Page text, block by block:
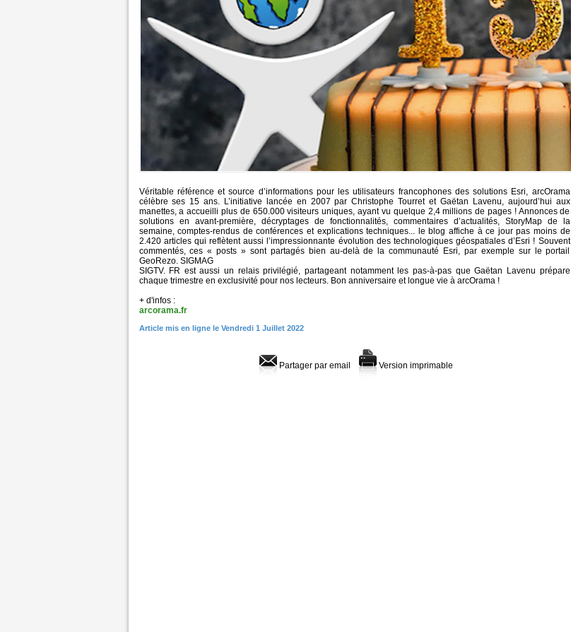
Véritable référence et source d’informations pour les utilisateurs francophones des solutions Esri, arcOrama
célèbre ses 15 ans. L’initiative lancée en 2007 par Christophe Tourret et Gaëtan Lavenu, aujourd’hui aux
manettes, a accueilli plus de 650.000 visiteurs uniques, ayant vu quelque 2,4 millions de pages ! Annonces de
solutions en avant-première, décryptages de fonctionnalités, commentaires d’actualités, StoryMap de la
semaine, comptes-rendus de conférences et explications techniques... le blog affiche à ce jour pas moins de
2.420 articles qui reflètent aussi l’impressionnante évolution des technologiques géospatiales d’Esri ! Souvent
commentés, ces « posts » sont partagés bien au-delà de la communauté Esri, par exemple sur le portail
GeoRezo. SIGMAG
SIGTV. FR est aussi un relais privilégié, partageant notamment les pas-à-pas que Gaëtan Lavenu prépare
chaque trimestre en exclusivité pour nos lecteurs. Bon anniversaire et longue vie à arcOrama !
+ d'infos :
arcorama.fr
Article mis en ligne le Vendredi 1 Juillet 2022
Partager par email Version imprimable